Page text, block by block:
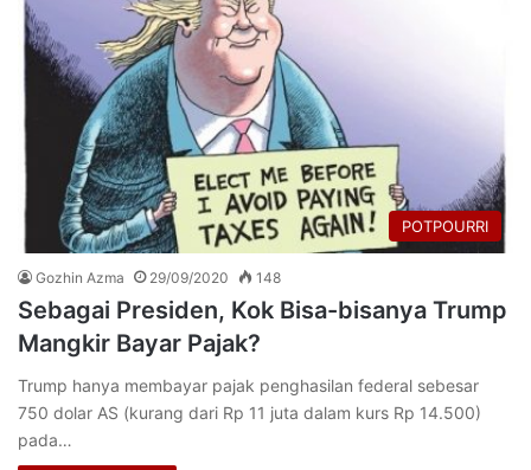
POTPOURRI
Gozhin Azma 29/09/2020 148
Sebagai Presiden, Kok Bisa-bisanya Trump
Mangkir Bayar Pajak?
Trump hanya membayar pajak penghasilan federal sebesar
750 dolar AS (kurang dari Rp 11 juta dalam kurs Rp 14.500)
pada…